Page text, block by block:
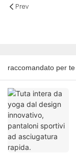
Prev
raccomandato per te